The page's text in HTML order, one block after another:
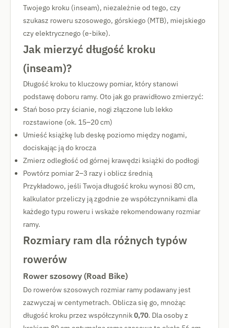
Twojego kroku (inseam), niezależnie od tego, czy
szukasz roweru szosowego, górskiego (MTB), miejskiego
czy elektrycznego (e-bike).
Jak mierzyć długość kroku
(inseam)?
Długość kroku to kluczowy pomiar, który stanowi
podstawę doboru ramy. Oto jak go prawidłowo zmierzyć:
Stań boso przy ścianie, nogi złączone lub lekko
rozstawione (ok. 15–20 cm)
Umieść książkę lub deskę poziomo między nogami,
dociskając ją do krocza
Zmierz odległość od górnej krawędzi książki do podłogi
Powtórz pomiar 2–3 razy i oblicz średnią
Przykładowo, jeśli Twoja długość kroku wynosi 80 cm,
kalkulator przeliczy ją zgodnie ze współczynnikami dla
każdego typu roweru i wskaże rekomendowany rozmiar
ramy.
Rozmiary ram dla różnych typów
rowerów
Rower szosowy (Road Bike)
Do rowerów szosowych rozmiar ramy podawany jest
zazwyczaj w centymetrach. Oblicza się go, mnożąc
długość kroku przez współczynnik0,70. Dla osoby z